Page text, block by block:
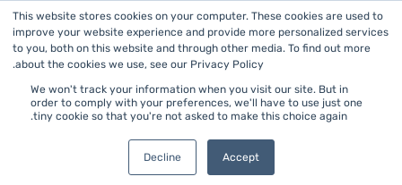
This website stores cookies on your computer. These cookies are used to
improve your website experience and provide more personalized services
to you, both on this website and through other media. To find out more
about the cookies we use, see our Privacy Policy.
We won't track your information when you visit our site. But in
order to comply with your preferences, we'll have to use just one
tiny cookie so that you're not asked to make this choice again.
Accept
Decline
עבודות צביעה
מאגר קבלני צביעה